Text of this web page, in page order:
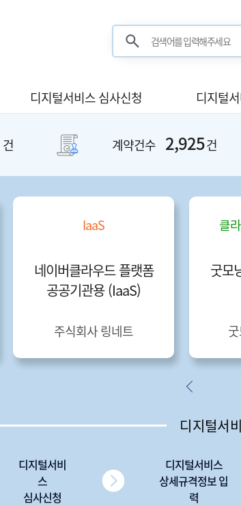
검색어를 입력해주세요
디지털서비스 심사신청 디지털
건 계약건수 2,925건
IaaS
네이버클라우드 플랫폼
공공기관용 (IaaS)
주식회사 링네트
클
굿모
디지털서
디지털서비
스
심사신청
디지털서비스
상세규격정보 입
력